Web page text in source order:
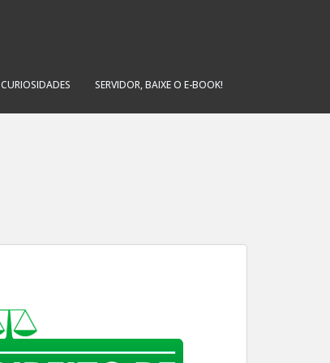
CURIOSIDADES SERVIDOR, BAIXE O E-BOOK!